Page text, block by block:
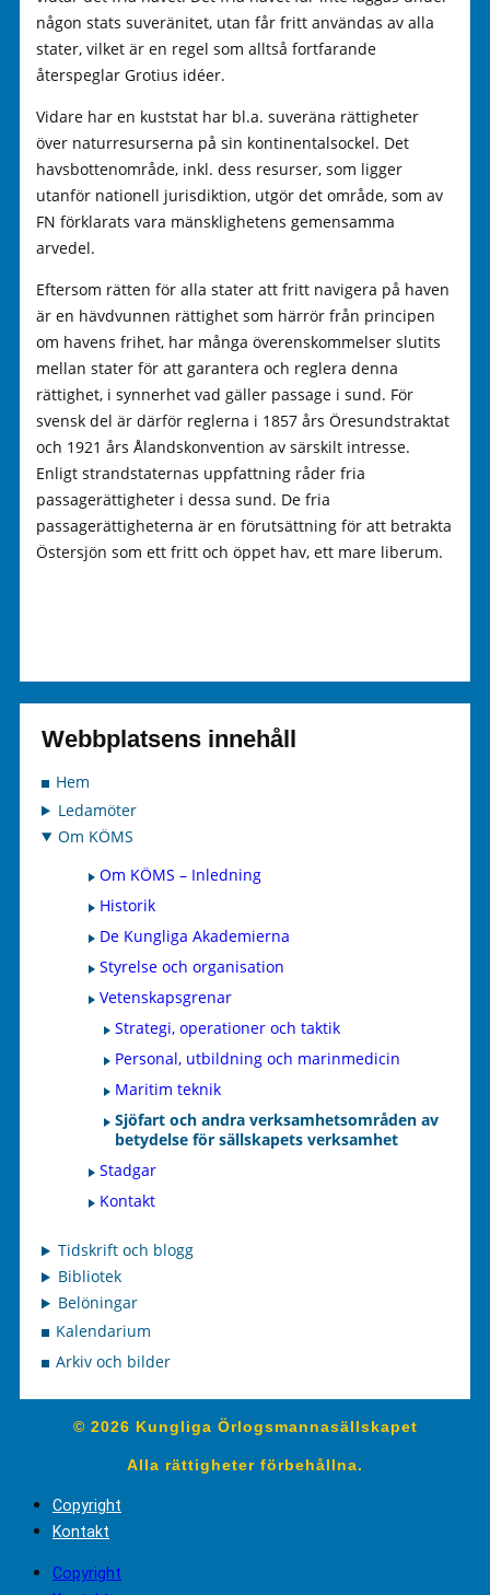
någon stats suveränitet, utan får fritt användas av alla
stater, vilket är en regel som alltså fortfarande
återspeglar Grotius idéer.
Vidare har en kuststat har bl.a. suveräna rättigheter
över naturresurserna på sin kontinentalsockel. Det
havsbottenområde, inkl. dess resurser, som ligger
utanför nationell jurisdiktion, utgör det område, som av
FN förklarats vara mänsklighetens gemensamma
arvedel.
Eftersom rätten för alla stater att fritt navigera på haven
är en hävdvunnen rättighet som härrör från principen
om havens frihet, har många överenskommelser slutits
mellan stater för att garantera och reglera denna
rättighet, i synnerhet vad gäller passage i sund. För
svensk del är därför reglerna i 1857 års Öresundstraktat
och 1921 års Ålandskonvention av särskilt intresse.
Enligt strandstaternas uppfattning råder fria
passagerättigheter i dessa sund. De fria
passagerättigheterna är en förutsättning för att betrakta
Östersjön som ett fritt och öppet hav, ett mare liberum.
Webbplatsens innehåll
Hem
Ledamöter
Om KÖMS
Om KÖMS – Inledning
Historik
De Kungliga Akademierna
Styrelse och organisation
Vetenskapsgrenar
Strategi, operationer och taktik
Personal, utbildning och marinmedicin
Maritim teknik
Sjöfart och andra verksamhetsområden av
betydelse för sällskapets verksamhet
Stadgar
Kontakt
Tidskrift och blogg
Bibliotek
Belöningar
Kalendarium
Arkiv och bilder
© 2026 Kungliga Örlogsmannasällskapet
Alla rättigheter förbehållna.
Copyright
Kontakt
Copyright